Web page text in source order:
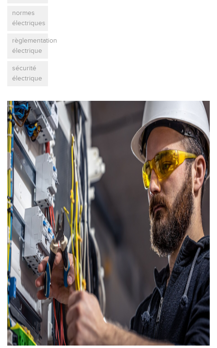
normes
électriques
règlementation
électrique
sécurité
électrique